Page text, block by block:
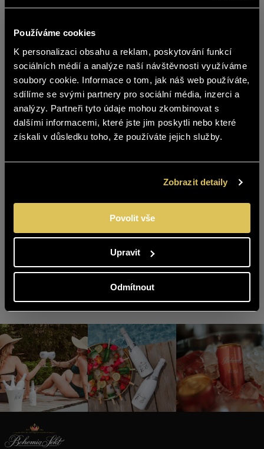
Používáme cookies
K personalizaci obsahu a reklam, poskytování funkcí
sociálních médií a analýze naší návštěvnosti využíváme
soubory cookie. Informace o tom, jak náš web používáte,
sdílíme se svými partnery pro sociální média, inzerci a
analýzy. Partneři tyto údaje mohou zkombinovat s
dalšími informacemi, které jste jim poskytli nebo které
získali v důsledku toho, že používáte jejich služby.
Zobrazit detaily
Povolit vše
Upravit
Odmítnout
odvážíme ocenění za nejlepší šumivé víno pro Chateau
Radyně extra brut 2022. V konkurenci 743 vín od 89
přináší vynikající výsledky. Máme velkou radost.
Zpět na výpis
Buďme Spolu na sítích
Obsah stránek BOHEMIA SEKT není
vhodný pro osoby mladší 18 let.
Jste starší 18 let?